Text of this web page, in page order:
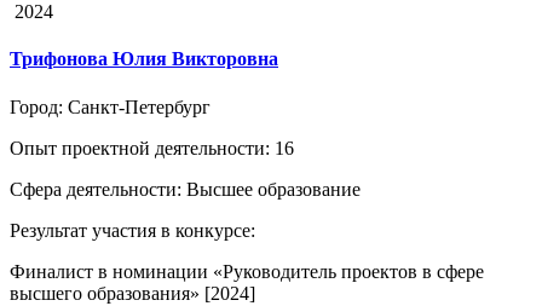
2024
Трифонова Юлия Викторовна
Город: Санкт-Петербург
Опыт проектной деятельности: 16
Сфера деятельности: Высшее образование
Результат участия в конкурсе:
Финалист в номинации «Руководитель проектов в сфере
высшего образования» [2024]